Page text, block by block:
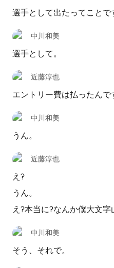
選手として出たってことで
中川和美
選手として。
近藤淳也
エントリー費は払ったんで
中川和美
うん。
近藤淳也
え?
うん。
え?本当に?なんか僕大文字
中川和美
そう、それで。